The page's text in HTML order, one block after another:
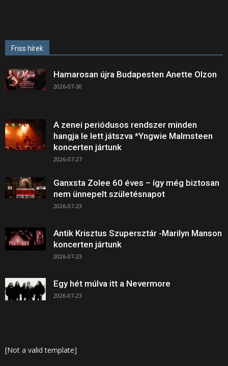
Friss hírek
Hamarosan újra Budapesten Anette Olzon
2026-07-30
A zenei periódusos rendszer minden
hangja le lett játszva *Yngwie Malmsteen
koncerten jártunk
2026-07-27
Ganxsta Zolee 60 éves – így még biztosan
nem ünnepelt születésnapot
2026-07-23
Antik Krisztus Szupersztár -Marilyn Manson
koncerten jártunk
2026-07-23
Egy hét múlva itt a Nevermore
2026-07-23
[Not a valid template]